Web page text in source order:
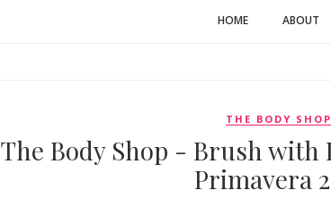
HOME ABOUT
THE BODY SHOP
The Body Shop - Brush with
Primavera